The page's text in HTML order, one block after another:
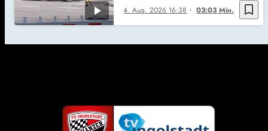
bookmark_border
4. Aug. 2026 16:38 03:03 Min.